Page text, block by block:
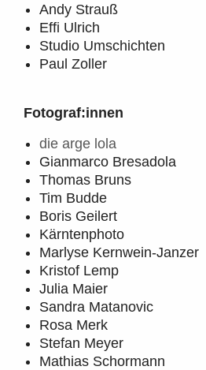
Andy Strauß
Effi Ulrich
Studio Umschichten
Paul Zoller
Fotograf:innen
die arge lola
Gianmarco Bresadola
Thomas Bruns
Tim Budde
Boris Geilert
Kärntenphoto
Marlyse Kernwein-Janzer
Kristof Lemp
Julia Maier
Sandra Matanovic
Rosa Merk
Stefan Meyer
Mathias Schormann